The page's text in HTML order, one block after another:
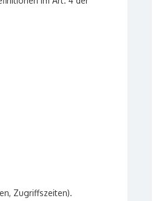
Zugriffszeiten).